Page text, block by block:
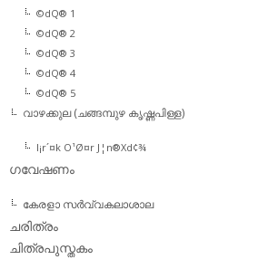
©dQ® 1
©dQ® 2
©dQ® 3
©dQ® 4
©dQ® 5
വാഴക്കുല (ചങ്ങമ്പുഴ കൃഷ്ണപിള്ള)
l¡r´¤k O¹Ø¤r J¦n®Xd¢¾
ഗവേഷണം
കേരളാ സര്‍വ്വകലാശാല
ചരിത്രം
ചിത്രപുസ്തകം